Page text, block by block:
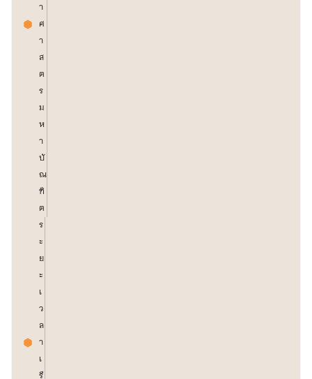
า
ศ
า
ส
ต
ร
ม
ห
า
บั
ณ
ฑิ
ต
ร
ะ
ย
ะ
เ
ว
ล
า
เ
รี